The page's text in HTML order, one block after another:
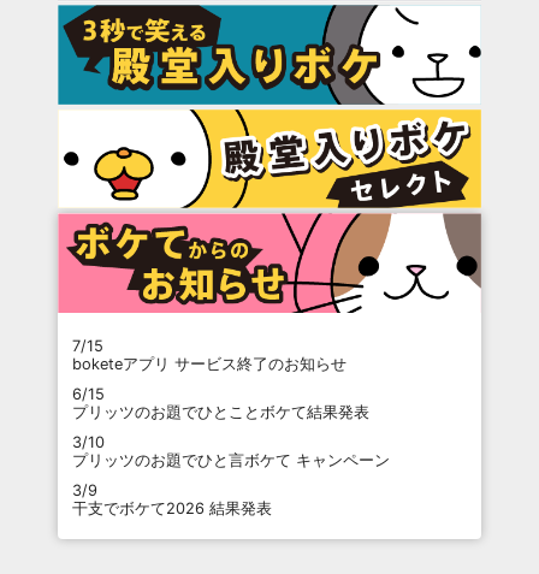
7/15
boketeアプリ サービス終了のお知らせ
6/15
プリッツのお題でひとことボケて結果発表
3/10
プリッツのお題でひと言ボケて キャンペーン
3/9
干支でボケて2026 結果発表